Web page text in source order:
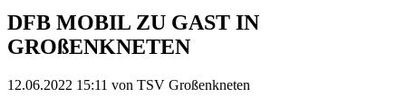
DFB MOBIL ZU GAST IN
GROßENKNETEN
12.06.2022 15:11 von TSV Großenkneten